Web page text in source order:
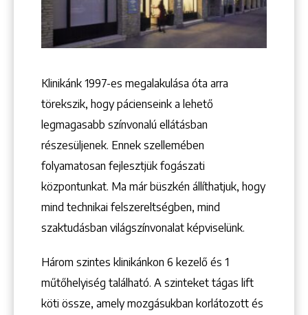
+36 1 222 7250
+36 1 222 9150
1148 Budapest, Örs vezér tere 2.
Klinikánk 1997-­es megalakulása óta arra
törekszik, hogy pácienseink a lehető
legmagasabb színvonalú ellátásban
részesüljenek. Ennek szellemében
folyamatosan fejlesztjük fogászati
központunkat. Ma már büszkén állíthatjuk, hogy
mind technikai felszereltségben, mind
szaktudásban világszínvonalat képviselünk.
Három szintes klinikánkon 6 kezelő ­és 1
műtőhelyiség található. A szinteket tágas lift
köti össze, amely mozgásukban korlátozott és